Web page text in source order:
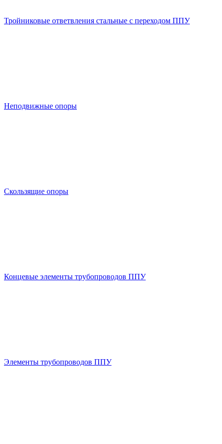
Тройниковые ответвления стальные с переходом ППУ
Неподвижные опоры
Скользящие опоры
Концевые элементы трубопроводов ППУ
Элементы трубопроводов ППУ